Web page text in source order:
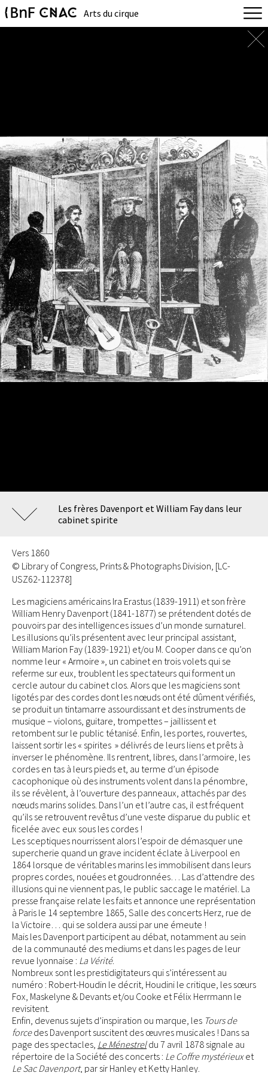
Arts du cirque
Les frères Davenport et William Fay dans leur
cabinet spirite
Vers 1860
© Library of Congress, Prints & Photographs Division, [LC-
USZ62-112378]
Les magiciens américains Ira Erastus (1839-1911) et son frère
William Henry Davenport (1841-1877) se prétendent dotés de
pouvoirs par des intelligences issues d’un monde surnaturel.
Les illusions qu’ils présentent avec leur principal assistant,
William Marion Fay (1839-1921) et/ou M. Cooper dans ce qu’on
nomme leur « Armoire », un cabinet en trois volets qui se
referme sur eux, troublent les spectateurs qui forment un
cercle autour du cabinet clos. Alors que les magiciens sont
ligotés par des cordes dont les nœuds ont été dûment vérifiés,
se produit un tintamarre assourdissant et des instruments de
musique – violons, guitare, trompettes – jaillissent et
retombent sur le public tétanisé. Enfin, les portes, rouvertes,
laissent sortir les « spirites » délivrés de leurs liens et prêts à
inverser le phénomène. Ils rentrent, libres, dans l’armoire, les
cordes en tas à leurs pieds et, au terme d’un épisode
cacophonique où des instruments volent dans la pénombre,
ils se révèlent, à l’ouverture des panneaux, attachés par des
nœuds marins solides. Dans l’un et l’autre cas, il est fréquent
qu’ils se retrouvent revêtus d’une veste disparue du public et
ficelée avec eux sous les cordes !
Les sceptiques nourrissent alors l’espoir de démasquer une
supercherie quand un grave incident éclate à Liverpool en
1864 lorsque de véritables marins les immobilisent dans leurs
propres cordes, nouées et goudronnées… Las d’attendre des
illusions qui ne viennent pas, le public saccage le matériel. La
presse française relate les faits et annonce une représentation
à Paris le 14 septembre 1865, Salle des concerts Herz, rue de
la Victoire… qui se soldera aussi par une émeute !
Mais les Davenport participent au débat, notamment au sein
de la communauté des mediums et dans les pages de leur
revue lyonnaise : La Vérité.
Nombreux sont les prestidigitateurs qui s’intéressent au
numéro : Robert-Houdin le décrit, Houdini le critique, les sœurs
Fox, Maskelyne & Devants et/ou Cooke et Félix Herrmann le
revisitent.
Enfin, devenus sujets d’inspiration ou marque, les Tours de
forcedes Davenport suscitent des œuvres musicales ! Dans sa
page des spectacles, Le Ménestreldu 7 avril 1878 signale au
répertoire de la Société des concerts : Le Coffre mystérieuxet
Le Sac Davenport, par sir Hanley et Ketty Hanley.